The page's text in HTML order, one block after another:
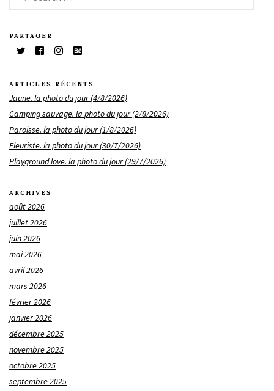
PARTAGER
ARTICLES RÉCENTS
Jaune. la photo du jour (4/8/2026)
Camping sauvage. la photo du jour (2/8/2026)
Paroisse. la photo du jour (1/8/2026)
Fleuriste. la photo du jour (30/7/2026)
Playground love. la photo du jour (29/7/2026)
ARCHIVES
août 2026
juillet 2026
juin 2026
mai 2026
avril 2026
mars 2026
février 2026
janvier 2026
décembre 2025
novembre 2025
octobre 2025
septembre 2025